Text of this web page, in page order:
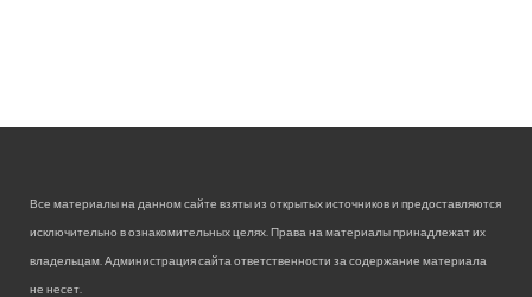
Все материалы на данном сайте взяты из открытых источников и предоставляются
исключительно в ознакомительных целях. Права на материалы принадлежат их
владельцам. Администрация сайта ответственности за содержание материала
не несет.